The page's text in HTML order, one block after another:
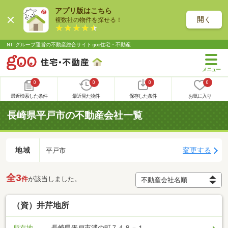
アプリ版はこちら
複数社の物件を探せる！ 開く
NTTグループ運営の不動産総合サイト goo住宅・不動産
0
最近検索した条件
0
最近見た物件
0
保存した条件
0
お気に入り
長崎県平戸市の不動産会社一覧
地域 平戸市 変更する
全3件が該当しました。
（資）井芹地所